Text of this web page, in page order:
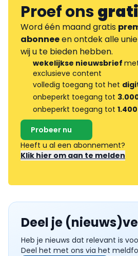
Proef ons
Word één maand gratis
abonneeen ontdek alle
wij u te bieden hebben.
wekelijkse nieuwsbrief
exclusieve content
volledig toegang tot het
onbeperkt toegang tot
onbeperkt toegang tot
Probeer nu
Heeft u al een abonnement?
Klik hier om aan te melden
Deel je
Heb je nieuws dat relevant is
Deel het met ons via het